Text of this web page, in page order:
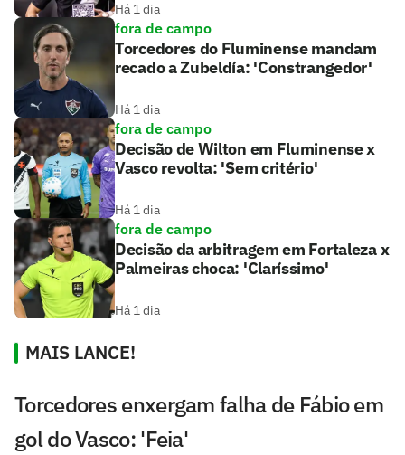
Há 1 dia
fora de campo
Torcedores do Fluminense mandam
recado a Zubeldía: 'Constrangedor'
Há 1 dia
fora de campo
Decisão de Wilton em Fluminense x
Vasco revolta: 'Sem critério'
Há 1 dia
fora de campo
Decisão da arbitragem em Fortaleza x
Palmeiras choca: 'Claríssimo'
Há 1 dia
MAIS LANCE!
Torcedores enxergam falha de Fábio em
gol do Vasco: 'Feia'